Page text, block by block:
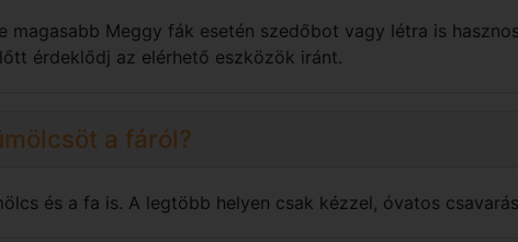
Meggy fák esetén szedőbot vagy létra is
érdeklődj az elérhető eszközök iránt.
a fáról?
és a fa is. A legtöbb helyen csak kézzel, óvatos